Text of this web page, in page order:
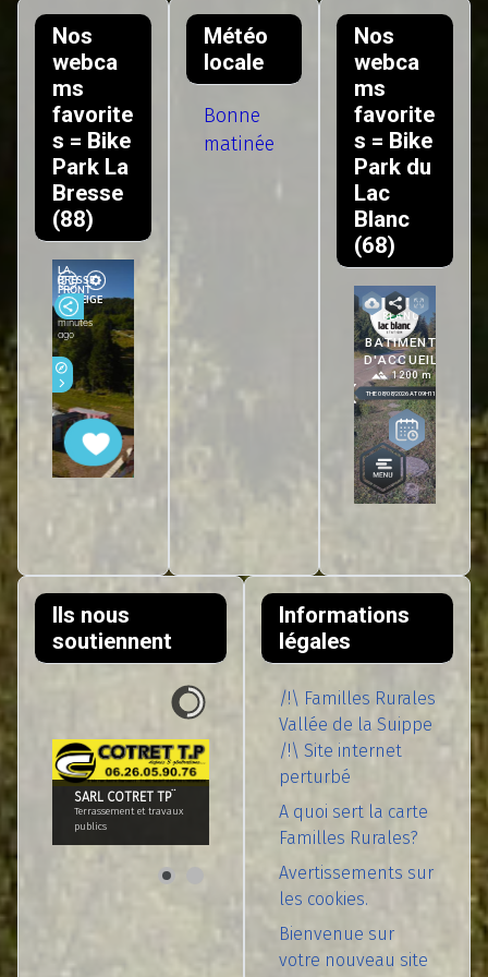
Nos
webca
ms
favorite
s = Bike
Park La
Bresse
(88)
Météo
locale
Bonne
matinée
Nos
webca
ms
favorite
s = Bike
Park du
Lac
Blanc
(68)
Ils nous
soutiennent
SARL COTRET TP¨
Terrassement et travaux
publics
Informations
légales
/!\ Familles Rurales
Vallée de la Suippe
/!\ Site internet
perturbé
A quoi sert la carte
Familles Rurales?
Avertissements sur
les cookies.
Bienvenue sur
votre nouveau site